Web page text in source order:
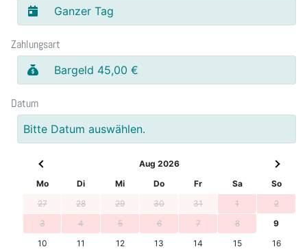
Ganzer Tag
Zahlungsart
Bargeld 45,00 €
Datum
Bitte Datum auswählen.
Aug 2026
Mo
Di Mi Do Fr Sa
So
27
28 29 30 31 1
2
3
4 5 6 7 8
9
10
11 12 13 14 15
16